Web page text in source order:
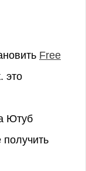
Free
это
Ютуб
получить